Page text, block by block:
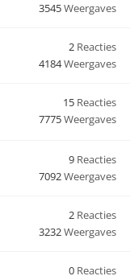
3545Weergaves
2 Reacties
4184Weergaves
15 Reacties
7775Weergaves
9 Reacties
7092Weergaves
2 Reacties
3232Weergaves
0 Reacties